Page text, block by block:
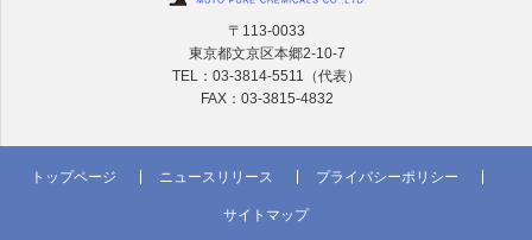
〒113-0033
東京都文京区本郷2-10-7
TEL：03-3814-5511（代表）
FAX：03-3815-4832
トップページ ニュースリリース プライバシーポリシー
サイトマップ